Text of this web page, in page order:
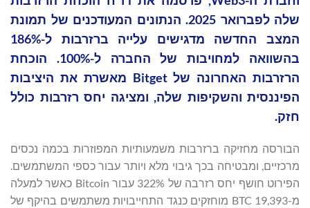
שלה לפברואר 2025. הנתונים המעודכנים של תמונת
המצב החדשה מדגישים עלייה ברזרבות ל-186%
בהשוואה למחויבות של החברה ל-100%. הוכחת
הרזרבות האחרונה של Bitget מאשרת את היציבות
הפיננסית והשקיפות שלה, ומציגה יחס רזרבות כולל
חזק.
הבורסה מחזיקה ברזרבות משמעותיות המפוזרות בכמה נכסים
מרכזיים, ומבטיחה בכך גיבוי מלא ויותר עבור כספי המשתמשים.
הפירוט חושף יחס רזרבה של 322% עבור Bitcoin כאשר למעלה
מ-19,393 BTC מוחזקים כנגד התחייבויות משתמשים בהיקף של